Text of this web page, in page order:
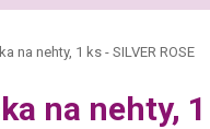
na nehty, 1 ks - SILVER ROSE
na nehty, 1